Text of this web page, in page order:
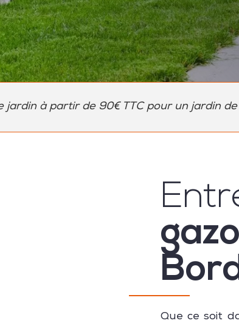
jardin à partir de 90€ TTC pour un jardin de
Que ce soit